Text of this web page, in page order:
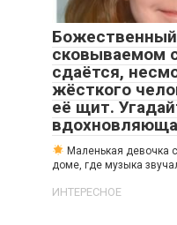
сковываемом
сдаётся,
жёсткого
её щит.
Маленькая девочка
доме, где музыка
ИНТЕРЕСНОЕ